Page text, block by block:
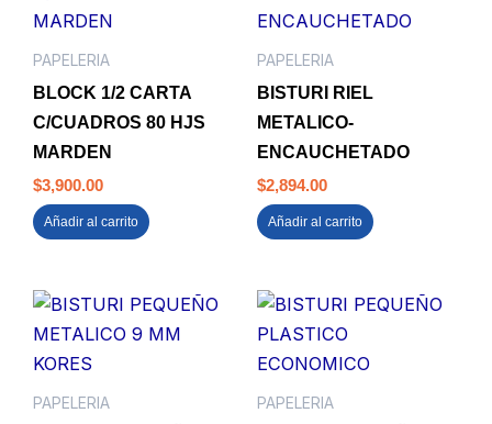
PAPELERIA
BLOCK 1/2 CARTA
C/CUADROS 80 HJS
MARDEN
$3,900.00
Añadir al carrito
PAPELERIA
BISTURI RIEL
METALICO-
ENCAUCHETADO
$2,894.00
Añadir al carrito
PAPELERIA PAPELERIA